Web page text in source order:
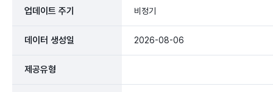
업데이트 주기 비정기
데이터 생성일 2026-08-06
제공유형